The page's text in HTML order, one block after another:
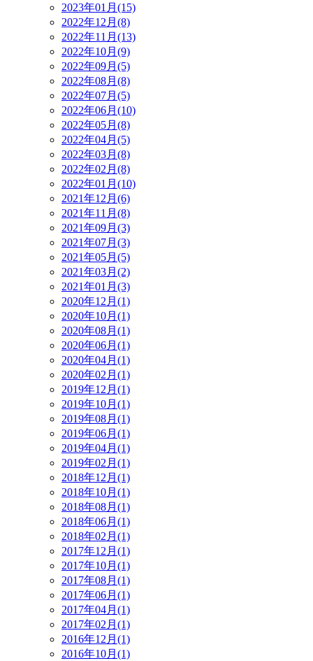
2023年01月(15)
2022年12月(8)
2022年11月(13)
2022年10月(9)
2022年09月(5)
2022年08月(8)
2022年07月(5)
2022年06月(10)
2022年05月(8)
2022年04月(5)
2022年03月(8)
2022年02月(8)
2022年01月(10)
2021年12月(6)
2021年11月(8)
2021年09月(3)
2021年07月(3)
2021年05月(5)
2021年03月(2)
2021年01月(3)
2020年12月(1)
2020年10月(1)
2020年08月(1)
2020年06月(1)
2020年04月(1)
2020年02月(1)
2019年12月(1)
2019年10月(1)
2019年08月(1)
2019年06月(1)
2019年04月(1)
2019年02月(1)
2018年12月(1)
2018年10月(1)
2018年08月(1)
2018年06月(1)
2018年02月(1)
2017年12月(1)
2017年10月(1)
2017年08月(1)
2017年06月(1)
2017年04月(1)
2017年02月(1)
2016年12月(1)
2016年10月(1)